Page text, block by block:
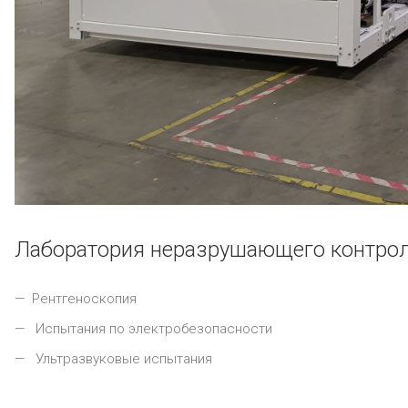
Лаборатория неразрушающего
Рентгеноскопия
Испытания по электробезопасности
Ультразвуковые испытания